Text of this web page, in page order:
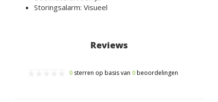
Storingsalarm: Visueel
Reviews
0 sterren op basis van 0beoordelingen